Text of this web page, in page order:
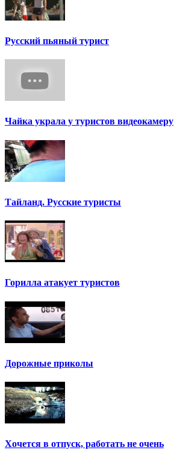
Русский пьяный турист
Чайка украла у туристов видеокамеру
Тайланд. Русские туристы
Горилла атакует туристов
Дорожные приколы
Хочется в отпуск, работать не очень